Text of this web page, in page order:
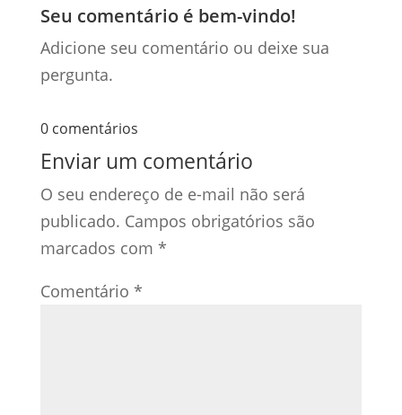
Seu comentário é bem-vindo!
Adicione seu comentário ou deixe sua
pergunta.
0 comentários
Enviar um comentário
O seu endereço de e-mail não será
publicado. Campos obrigatórios são
marcados com *
Comentário *